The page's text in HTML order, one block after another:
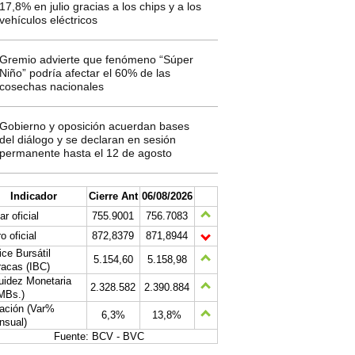
17,8% en julio gracias a los chips y a los
vehículos eléctricos
Gremio advierte que fenómeno “Súper
Niño” podría afectar el 60% de las
cosechas nacionales
Gobierno y oposición acuerdan bases
del diálogo y se declaran en sesión
permanente hasta el 12 de agosto
Indicador Cierre Ant 06/08/2026
oficial
755.9001
756.7083
oficial
872,8379
871,8944
Bursátil
(IBC)
5.154,60
5.158,98
Monetaria
2.328.582
2.390.884
(Var%
6,3%
13,8%
Fuente: BCV - BVC